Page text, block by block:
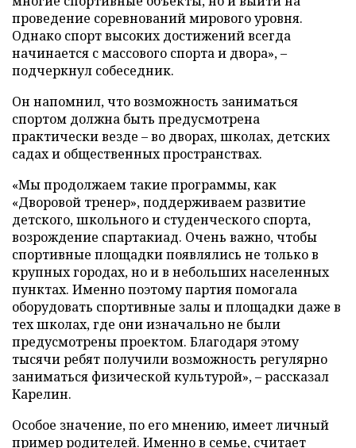
проведение соревнований мирового уровня.
Однако спорт высоких достижений всегда
начинается с массового спорта и двора», –
подчеркнул собеседник.
Он напомнил, что возможность заниматься
спортом должна быть предусмотрена
практически везде – во дворах, школах, детских
садах и общественных пространствах.
«Мы продолжаем такие программы, как
«Дворовой тренер», поддерживаем развитие
детского, школьного и студенческого спорта,
возрождение спартакиад. Очень важно, чтобы
спортивные площадки появлялись не только в
крупных городах, но и в небольших населенных
пунктах. Именно поэтому партия помогала
оборудовать спортивные залы и площадки даже в
тех школах, где они изначально не были
предусмотрены проектом. Благодаря этому
тысячи ребят получили возможность регулярно
заниматься физической культурой», – рассказал
Карелин.
Особое значение, по его мнению, имеет личный
пример родителей. Именно в семье, считает